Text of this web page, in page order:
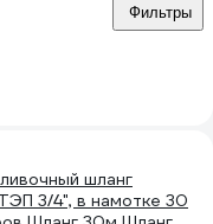
Фильтры